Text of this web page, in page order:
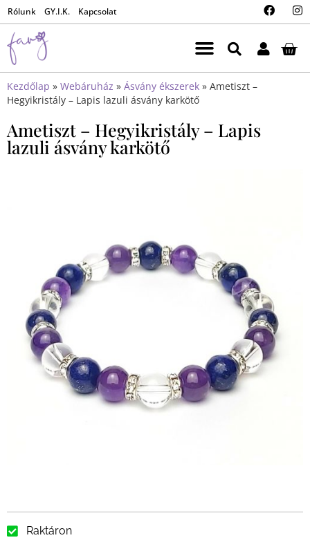
Rólunk GY.I.K. Kapcsolat
Kezdőlap » Webáruház » Ásvány ékszerek » Ametiszt –
Hegyikristály – Lapis lazuli ásvány karkötő
Ametiszt – Hegyikristály – Lapis
lazuli ásvány karkötő
Raktáron